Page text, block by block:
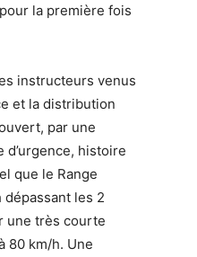
la première fois
instructeurs venus
et la distribution
par une
d’urgence, histoire
que le Range
les 2
une très courte
80 km/h. Une